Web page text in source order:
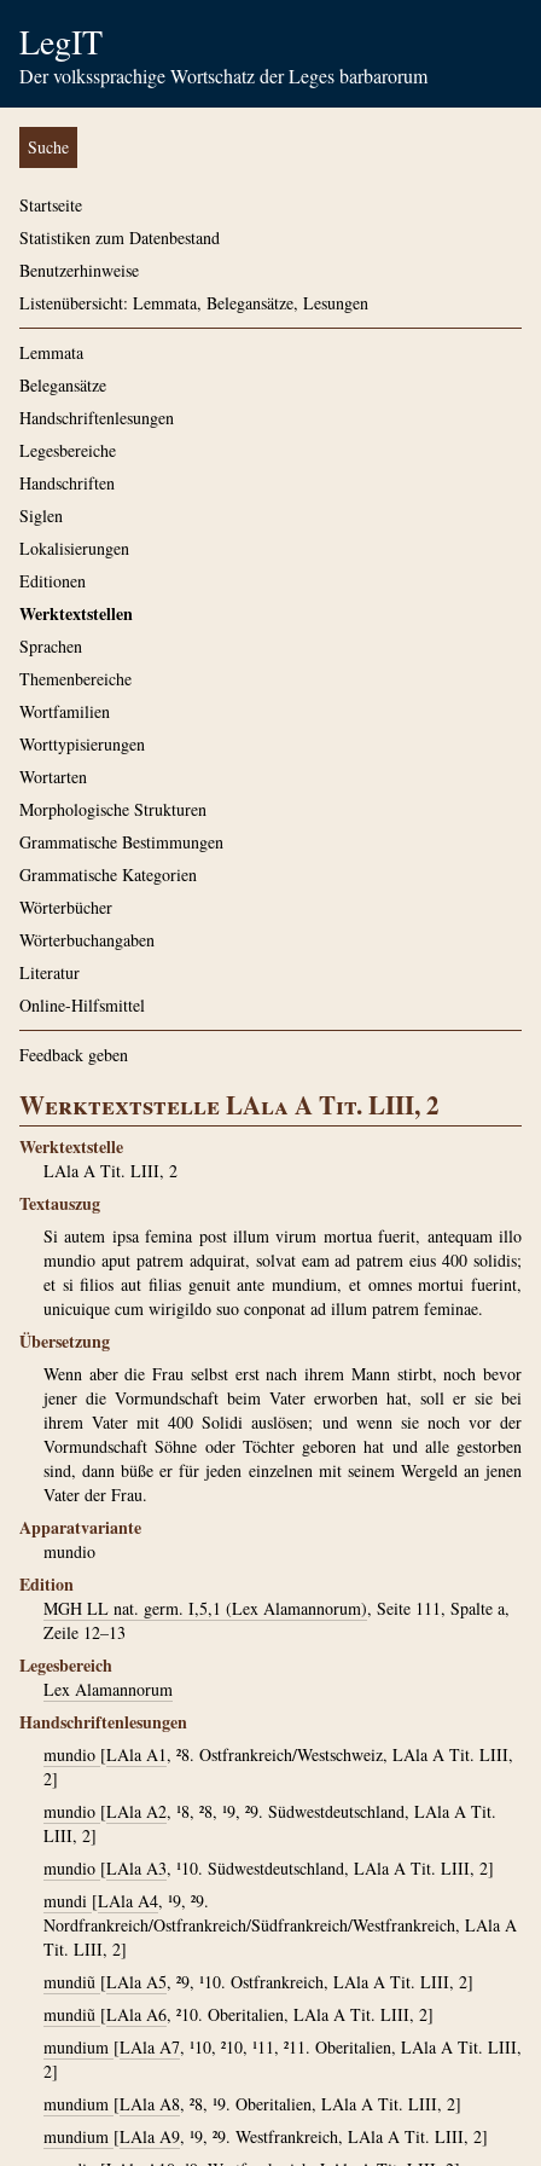
LegIT
Der volkssprachige Wortschatz der Leges barbarorum
Suche
Startseite
Statistiken zum Datenbestand
Benutzerhinweise
Listenübersicht: Lemmata, Belegansätze, Lesungen
Lemmata
Belegansätze
Handschriftenlesungen
Legesbereiche
Handschriften
Siglen
Lokalisierungen
Editionen
Werktextstellen
Sprachen
Themenbereiche
Wortfamilien
Worttypisierungen
Wortarten
Morphologische Strukturen
Grammatische Bestimmungen
Grammatische Kategorien
Wörterbücher
Wörterbuchangaben
Literatur
Online-Hilfsmittel
Feedback geben
Werktextstelle LAla A Tit. LIII, 2
Werktextstelle
LAla A Tit. LIII, 2
Textauszug
Si autem ipsa femina post illum virum mortua fuerit, antequam illo
mundio aput patrem adquirat, solvat eam ad patrem eius 400 solidis;
et si filios aut filias genuit ante mundium, et omnes mortui fuerint,
unicuique cum wirigildo suo conponat ad illum patrem feminae.
Übersetzung
Wenn aber die Frau selbst erst nach ihrem Mann stirbt, noch bevor
jener die Vormundschaft beim Vater erworben hat, soll er sie bei
ihrem Vater mit 400 Solidi auslösen; und wenn sie noch vor der
Vormundschaft Söhne oder Töchter geboren hat und alle gestorben
sind, dann büße er für jeden einzelnen mit seinem Wergeld an jenen
Vater der Frau.
Apparatvariante
mundio
Edition
MGH LL nat. germ. I,5,1 (Lex Alamannorum), Seite 111, Spalte a,
Zeile 12–13
Legesbereich
Lex Alamannorum
Handschriftenlesungen
mundio [LAla A1, ²8. Ostfrankreich/Westschweiz, LAla A Tit. LIII,
2]
mundio [LAla A2, ¹8, ²8, ¹9, ²9. Südwestdeutschland, LAla A Tit.
LIII, 2]
mundio [LAla A3, ¹10. Südwestdeutschland, LAla A Tit. LIII, 2]
mundi [LAla A4, ¹9, ²9.
Nordfrankreich/Ostfrankreich/Südfrankreich/Westfrankreich, LAla A
Tit. LIII, 2]
mundiũ [LAla A5, ²9, ¹10. Ostfrankreich, LAla A Tit. LIII, 2]
mundiũ [LAla A6, ²10. Oberitalien, LAla A Tit. LIII, 2]
mundium [LAla A7, ¹10, ²10, ¹11, ²11. Oberitalien, LAla A Tit. LIII,
2]
mundium [LAla A8, ²8, ¹9. Oberitalien, LAla A Tit. LIII, 2]
mundium [LAla A9, ¹9, ²9. Westfrankreich, LAla A Tit. LIII, 2]